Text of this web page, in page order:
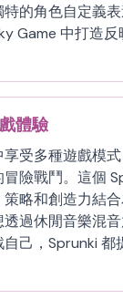
的角色自定義
Game 中打造
體驗
受多種遊戲模
險戰鬥。這個
略和創造力結
過休閒音樂混
己，Sprunki 都